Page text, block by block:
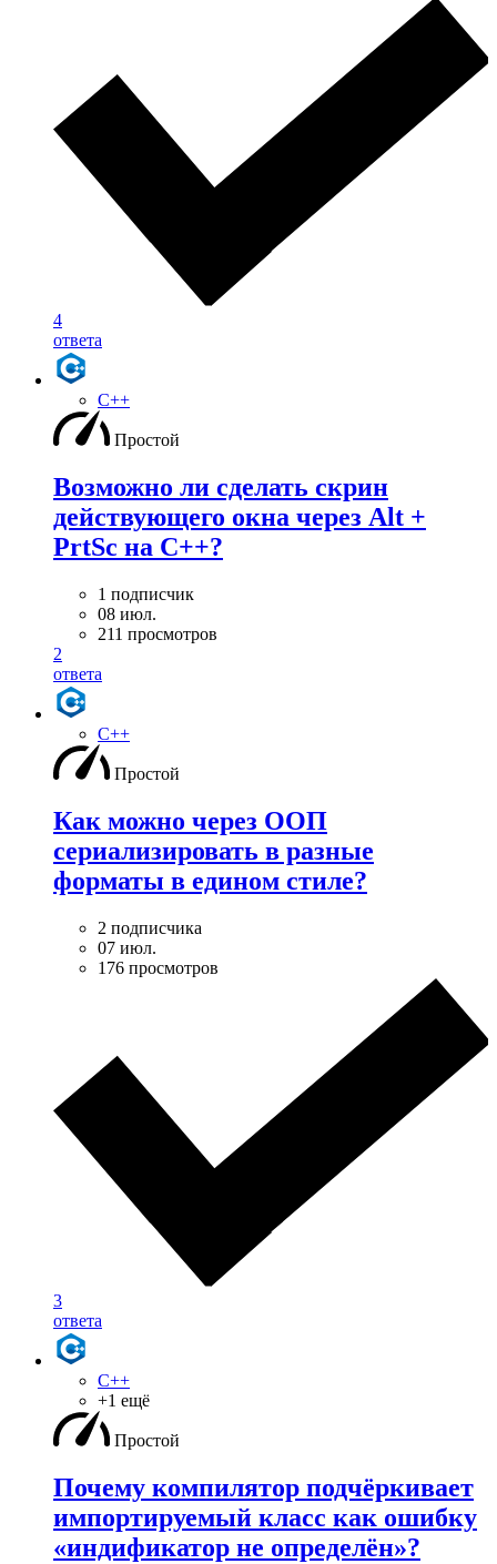
4
ответа
C++
Простой
Возможно ли сделать скрин
действующего окна через Alt +
PrtSc на С++?
1 подписчик
08 июл.
211 просмотров
2
ответа
C++
Простой
Как можно через ООП
сериализировать в разные
форматы в едином стиле?
2 подписчика
07 июл.
176 просмотров
3
ответа
C++
+1 ещё
Простой
Почему компилятор подчёркивает
импортируемый класс как ошибку
«индификатор не определён»?